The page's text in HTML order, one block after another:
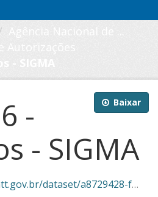
Baixar
-
- SIGMA
resource/20957690-9ef3-416b-9cbf-aeba540e792d/download/04-2026_horarios_sigma.json